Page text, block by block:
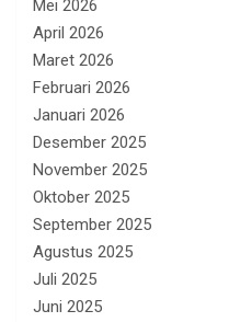
Mei 2026
April 2026
Maret 2026
Februari 2026
Januari 2026
Desember 2025
November 2025
Oktober 2025
September 2025
Agustus 2025
Juli 2025
Juni 2025